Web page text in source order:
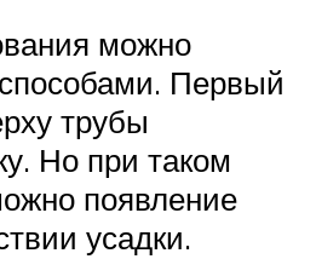
можно
Первый
трубы
Но при таком
появление
усадки.